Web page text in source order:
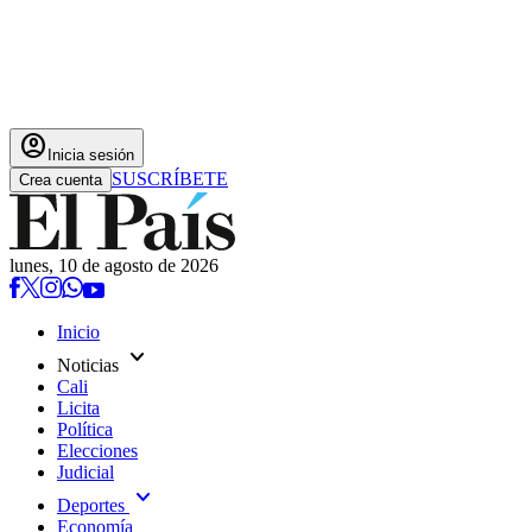
account_circle Inicia sesión
Crea cuenta SUSCRÍBETE
lunes, 10 de agosto de 2026
Inicio
Noticias expand_more
Cali
Licita
Política
Elecciones
Judicial
Deportes expand_more
Economía